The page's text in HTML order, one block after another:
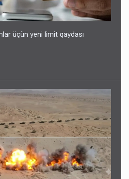
üçün yeni limit qaydası